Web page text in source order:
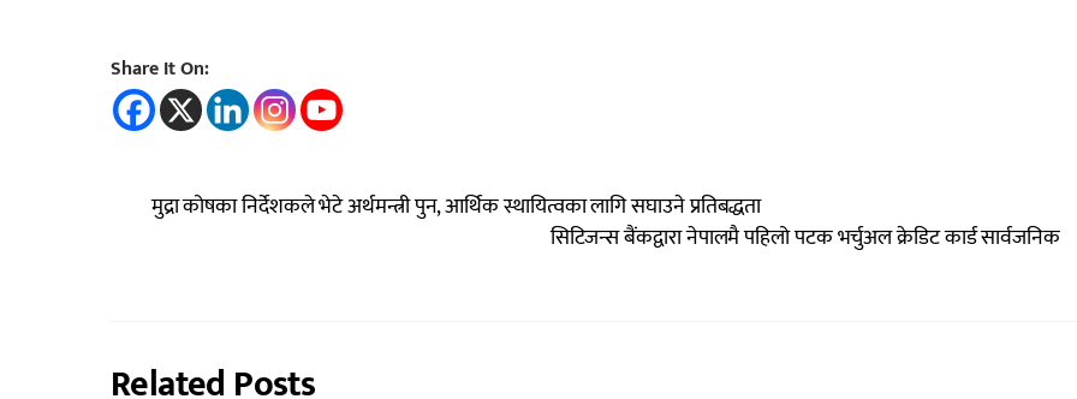
Share It On:
मुद्रा कोषका निर्देशकले भेटे अर्थमन्त्री पुन, आर्थिक स्थायित्वका लागि सघाउने प्रतिबद्धता
सिटिजन्स बैंकद्वारा नेपालमै पहिलो पटक भर्चुअल क्रेडिट कार्ड सार्वजनिक
Related Posts